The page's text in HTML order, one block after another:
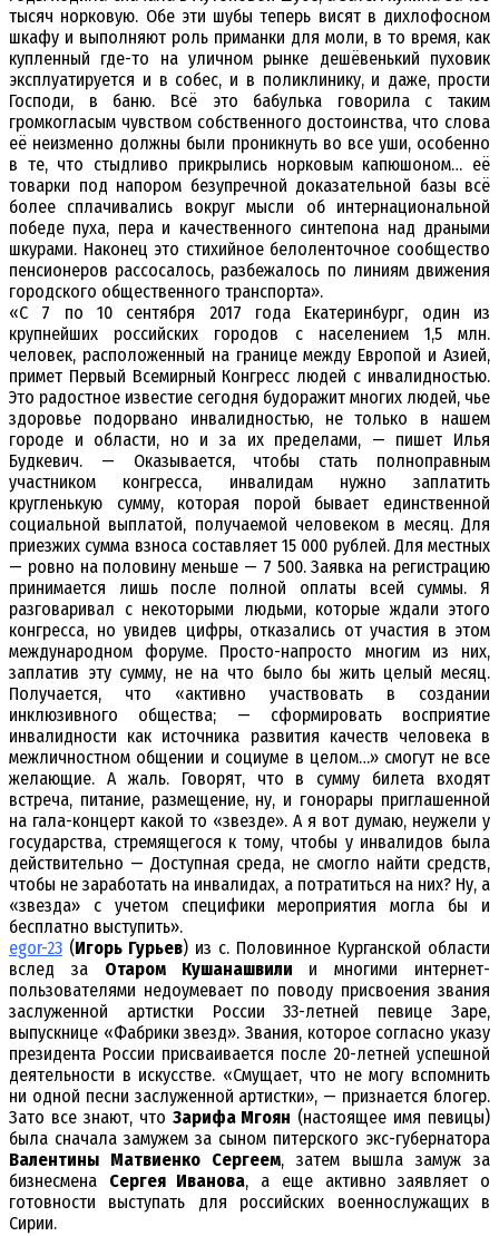
тысяч норковую. Обе эти шубы теперь висят в дихлофосном
шкафу и выполняют роль приманки для моли, в то время, как
купленный где-то на уличном рынке дешёвенький пуховик
эксплуатируется и в собес, и в поликлинику, и даже, прости
Господи, в баню. Всё это бабулька говорила с таким
громкогласым чувством собственного достоинства, что слова
её неизменно должны были проникнуть во все уши, особенно
в те, что стыдливо прикрылись норковым капюшоном… её
товарки под напором безупречной доказательной базы всё
более сплачивались вокруг мысли об интернациональной
победе пуха, пера и качественного синтепона над драными
шкурами. Наконец это стихийное белоленточное сообщество
пенсионеров рассосалось, разбежалось по линиям движения
городского общественного транспорта».
«С 7 по 10 сентября 2017 года Екатеринбург, один из
крупнейших российских городов с населением 1,5 млн.
человек, расположенный на границе между Европой и Азией,
примет Первый Всемирный Конгресс людей с инвалидностью.
Это радостное известие сегодня будоражит многих людей, чье
здоровье подорвано инвалидностью, не только в нашем
городе и области, но и за их пределами, — пишет Илья
Будкевич. — Оказывается, чтобы стать полноправным
участником конгресса, инвалидам нужно заплатить
кругленькую сумму, которая порой бывает единственной
социальной выплатой, получаемой человеком в месяц. Для
приезжих сумма взноса составляет 15 000 рублей. Для местных
— ровно на половину меньше — 7 500. Заявка на регистрацию
принимается лишь после полной оплаты всей суммы. Я
разговаривал с некоторыми людьми, которые ждали этого
конгресса, но увидев цифры, отказались от участия в этом
международном форуме. Просто-напросто многим из них,
заплатив эту сумму, не на что было бы жить целый месяц.
Получается, что «активно участвовать в создании
инклюзивного общества; — сформировать восприятие
инвалидности как источника развития качеств человека в
межличностном общении и социуме в целом…» смогут не все
желающие. А жаль. Говорят, что в сумму билета входят
встреча, питание, размещение, ну, и гонорары приглашенной
на гала-концерт какой то «звезде». А я вот думаю, неужели у
государства, стремящегося к тому, чтобы у инвалидов была
действительно — Доступная среда, не смогло найти средств,
чтобы не заработать на инвалидах, а потратиться на них? Ну, а
«звезда» с учетом специфики мероприятия могла бы и
бесплатно выступить».
egor-23 (Игорь Гурьев) из с. Половинное Курганской области
вслед за Отаром Кушанашвили и многими интернет-
пользователями недоумевает по поводу присвоения звания
заслуженной артистки России 33-летней певице Заре,
выпускнице «Фабрики звезд». Звания, которое согласно указу
президента России присваивается после 20-летней успешной
деятельности в искусстве. «Смущает, что не могу вспомнить
ни одной песни заслуженной артистки», — признается блогер.
Зато все знают, что Зарифа Мгоян (настоящее имя певицы)
была сначала замужем за сыном питерского экс-губернатора
Валентины Матвиенко Сергеем, затем вышла замуж за
бизнесмена Сергея Иванова, а еще активно заявляет о
готовности выступать для российских военнослужащих в
Сирии.